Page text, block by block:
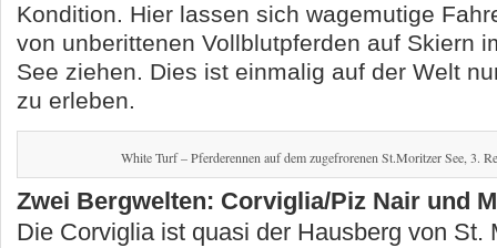
Kondition. Hier lassen sich wagemutige
von unberittenen Vollblutpferden auf Skiern
See ziehen. Dies ist einmalig auf der Welt
zu erleben.
White Turf – Pferderennen auf dem zugefrorenen St.Moritzer See, 3.
Zwei Bergwelten: Corviglia/Piz Nair und
Die Corviglia ist quasi der Hausberg von St.